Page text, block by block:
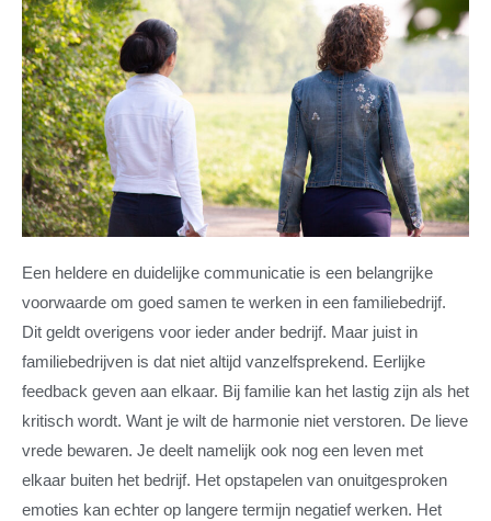
Een heldere en duidelijke communicatie is een belangrijke
voorwaarde om goed samen te werken in een familiebedrijf.
Dit geldt overigens voor ieder ander bedrijf. Maar juist in
familiebedrijven is dat niet altijd vanzelfsprekend. Eerlijke
feedback geven aan elkaar. Bij familie kan het lastig zijn als het
kritisch wordt. Want je wilt de harmonie niet verstoren. De lieve
vrede bewaren. Je deelt namelijk ook nog een leven met
elkaar buiten het bedrijf. Het opstapelen van onuitgesproken
emoties kan echter op langere termijn negatief werken. Het